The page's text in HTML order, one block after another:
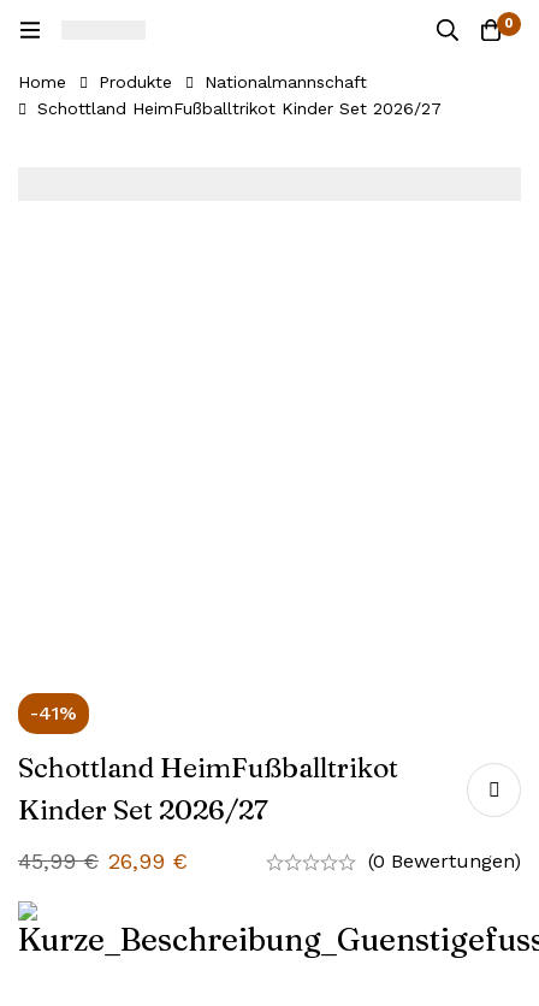
0
Home Produkte
Nationalmannschaft
Schottland HeimFußballtrikot Kinder Set 2026/27
-41%
Schottland HeimFußballtrikot
Kinder Set 2026/27
45,99€ 26,99 € (0 Bewertungen)